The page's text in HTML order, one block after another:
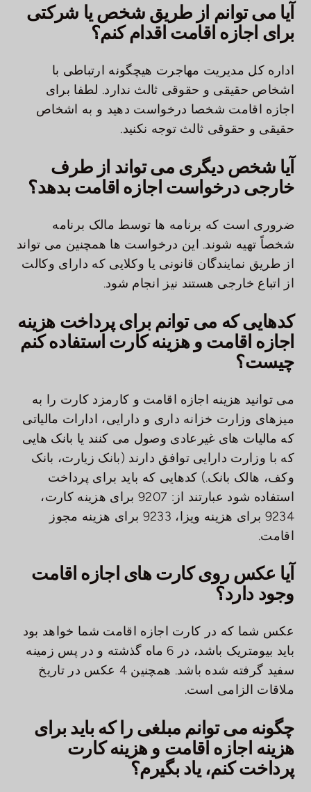
آیا می توانم از طریق شخص یا شرکتی
برای اجازه اقامت اقدام کنم؟
اداره کل مدیریت مهاجرت هیچگونه ارتباطی با
اشخاص حقیقی و حقوقی ثالث ندارد. لطفا برای
اجازه اقامت شخصا درخواست دهید و به اشخاص
حقیقی و حقوقی ثالث توجه نکنید.
آیا شخص دیگری می تواند از طرف
خارجی درخواست اجازه اقامت بدهد؟
ضروری است که برنامه ها توسط مالک برنامه
شخصاً تهیه شوند. این درخواست ها همچنین می تواند
از طریق نمایندگان قانونی یا وکلایی که دارای وکالت
از اتباع خارجی هستند نیز انجام شود.
کدهایی که می توانم برای پرداخت هزینه
اجازه اقامت و هزینه کارت استفاده کنم
چیست؟
می توانید هزینه اجازه اقامت و کارمزد کارت را به
میزهای وزارت خزانه داری و دارایی، ادارات مالیاتی
که مالیات های غیرعادی وصول می کنند یا بانک هایی
که با وزارت دارایی توافق دارند (بانک زیارت، بانک
وکف، هالک بانک.) کدهایی که باید برای پرداخت
استفاده شود عبارتند از: 9207 برای هزینه کارت،
9234 برای هزینه ویزا، 9233 برای هزینه مجوز
اقامت.
آیا عکس روی کارت های اجازه اقامت
وجود دارد؟
عکس شما که در کارت اجازه اقامت شما خواهد بود
باید بیومتریک باشد، در 6 ماه گذشته و در پس زمینه
سفید گرفته شده باشد. همچنین 4 عکس در تاریخ
ملاقات الزامی است.
چگونه می توانم مبلغی را که باید برای
هزینه اجازه اقامت و هزینه کارت
پرداخت کنم، یاد بگیرم؟